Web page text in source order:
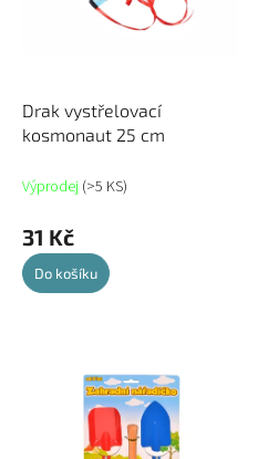
u
k
t
Drak vystřelovací
kosmonaut 25 cm
Výprodej (>5 KS)
31 Kč
Do košíku